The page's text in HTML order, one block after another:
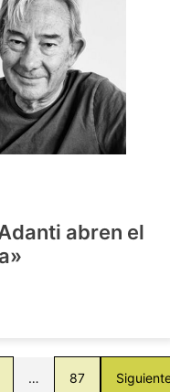
abren el
… 87